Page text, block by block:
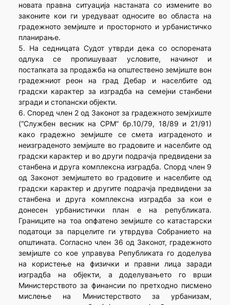
новата правна ситуација настаната со измените во
законите кои ги уредуваат односите во областа на
градежното земјиште и просторното и урбанистичко
планирање.
5. На седницата Судот утврди дека со оспорената
одлука се пропишуваат условите, начинот и
постапката за продажба на општествено земјиште вон
градежниот реон на град Дебар и населбите од
градски карактер за изградба на семејни станбени
згради и стопански објекти.
6. Според член 2 од Законот за градежното земјхиште
(“Службен весник на СРМ” бр.10/79, 18/89 и 21/91)
како градежно земјиште се смета изграденото и
неизграденото земјиште во градовите и населбите од
градски карактер и во други подрачја предвидени за
станбена и друга комплексна изградба. Спорд член 9
од Законот земјиштето во градовите и населбите од
градски карактер и другите подрачја предвидени за
станбена и друга комплексна изградба за кои е
донесен урбанистички план е на републиката.
Границите на тоа опфатено земјиште со катастарски
податоци за парцелите ги утврдува Собранието на
општината. Согласно член 36 од Законот, градежното
земјиште со кое управува Републиката го доделува
на користење на физички и правни лица заради
изградба на објекти, а доделувањето го врши
Министерството за финансии по претходно писмено
мислење на Министерството за урбанизам,